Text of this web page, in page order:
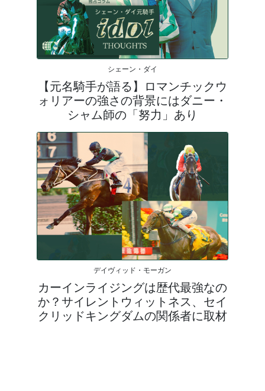
シェーン・ダイ
【元名騎手が語る】ロマンチックウ
ォリアーの強さの背景にはダニー・
シャム師の「努力」あり
デイヴィッド・モーガン
カーインライジングは歴代最強なの
か？サイレントウィットネス、セイ
クリッドキングダムの関係者に取材